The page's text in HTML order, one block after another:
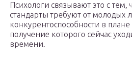
Психологи связывают это с тем,
стандарты требуют от молодых
конкурентоспособности в
получение которого сейчас
времени.